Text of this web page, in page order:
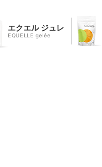
エクエル ジュレ
EQUELLE gelée